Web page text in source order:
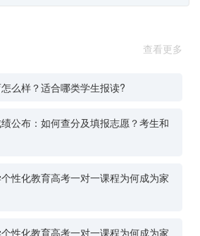
查看更多
么样？适合哪类学生报读?
公布：如何查分及填报志愿？考生和
性化教育高考一对一课程为何成为家
性化教育高考一对一课程为何成为家